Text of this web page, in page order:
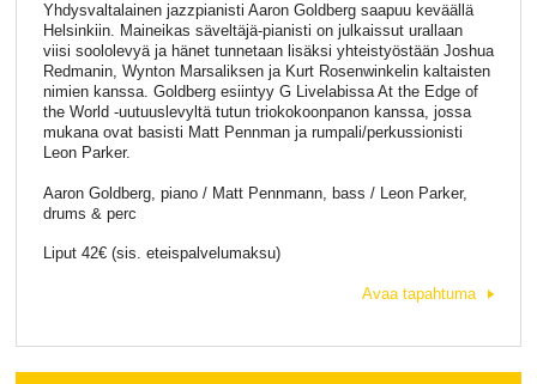
Yhdysvaltalainen jazzpianisti Aaron Goldberg saapuu keväällä
Helsinkiin. Maineikas säveltäjä-pianisti on julkaissut urallaan
viisi soololevyä ja hänet tunnetaan lisäksi yhteistyöstään Joshua
Redmanin, Wynton Marsaliksen ja Kurt Rosenwinkelin kaltaisten
nimien kanssa. Goldberg esiintyy G Livelabissa At the Edge of
the World -uutuuslevyltä tutun triokokoonpanon kanssa, jossa
mukana ovat basisti Matt Pennman ja rumpali/perkussionisti
Leon Parker.
Aaron Goldberg, piano / Matt Pennmann, bass / Leon Parker,
drums & perc
Liput 42€ (sis. eteispalvelumaksu)
Avaa tapahtuma